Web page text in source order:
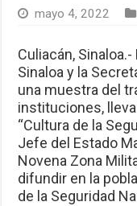
mayo 4, 2022
Culiacán,
Sinaloa y la
una muestra del
instituciones,
“Cultura de la
Jefe del Estado
Novena Zona
difundir en la
de la Seguridad